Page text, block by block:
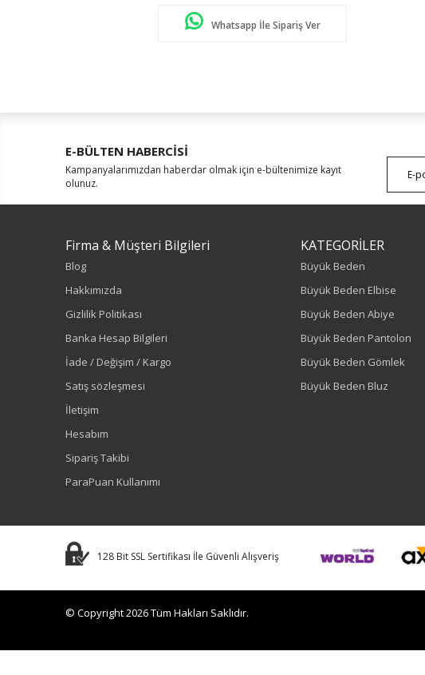
Whatsapp İle Sipariş Ver
E-BÜLTEN HABERCİSİ
Kampanyalarımızdan haberdar olmak için e-bültenimize kayıt
olunuz.
Firma & Müşteri Bilgileri
Blog
Hakkımızda
Gizlilik Politikası
Banka Hesap Bilgileri
İade / Değişim / Kargo
Satış sözleşmesi
İletişim
Hesabım
Sipariş Takibi
ParaPuan Kullanımı
KATEGORİLER
Büyük Beden
Büyük Beden Elbise
Büyük Beden Abiye
Büyük Beden Pantolon
Büyük Beden Gömlek
Büyük Beden Bluz
128 Bit SSL Sertifikası İle Güvenli Alışveriş
© Copyright 2026 Tüm Hakları Saklıdır.